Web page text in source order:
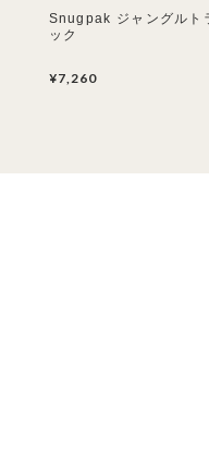
Snugpak ジャングルト
ック
¥7,260